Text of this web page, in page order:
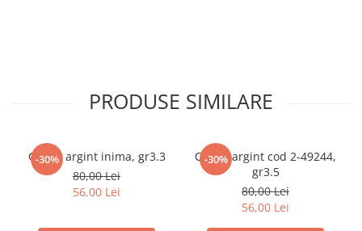
PRODUSE SIMILARE
-30%
Cercei argint inima, gr3.3
80,00 Lei
56,00 Lei
-30%
Cercei argint cod 2-49244,
gr3.5
80,00 Lei
56,00 Lei